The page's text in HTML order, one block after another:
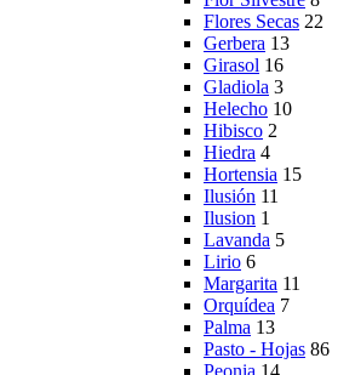
Flores Secas 22
Gerbera 13
Girasol 16
Gladiola 3
Helecho 10
Hibisco 2
Hiedra 4
Hortensia 15
Ilusión 11
Ilusion 1
Lavanda 5
Lirio 6
Margarita 11
Orquídea 7
Palma 13
Pasto - Hojas 86
Peonia 14